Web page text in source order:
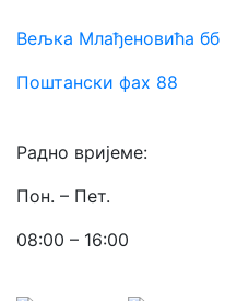
Вељка Млађеновића бб
Поштански фах 88
Радно вријеме:
Пон. – Пет.
08:00 – 16:00